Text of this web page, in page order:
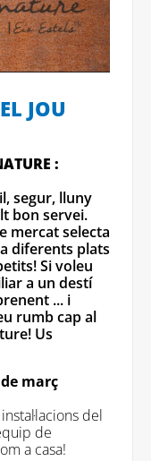
JOU
:
segur, lluny
bon servei.
mercat selecta
diferents plats
Si voleu
a un destí
... i
rumb cap al
Us
març
del
de
a casa!